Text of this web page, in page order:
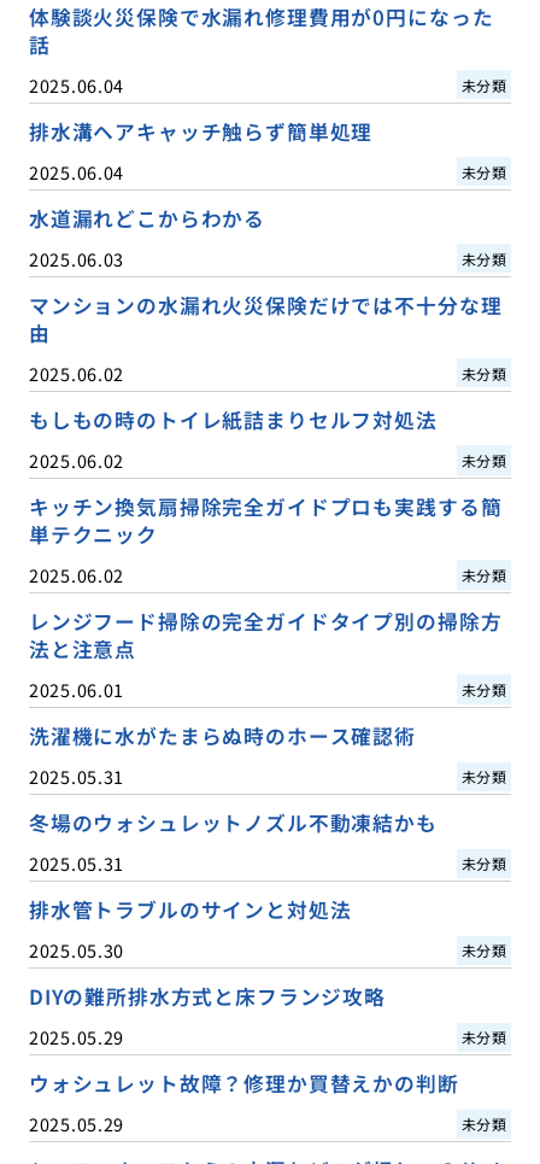
体験談火災保険で水漏れ修理費用が0円になった
話
2025.06.04 未分類
排水溝ヘアキャッチ触らず簡単処理
2025.06.04 未分類
水道漏れどこからわかる
2025.06.03 未分類
マンションの水漏れ火災保険だけでは不十分な理
由
2025.06.02 未分類
もしもの時のトイレ紙詰まりセルフ対処法
2025.06.02 未分類
キッチン換気扇掃除完全ガイドプロも実践する簡
単テクニック
2025.06.02 未分類
レンジフード掃除の完全ガイドタイプ別の掃除方
法と注意点
2025.06.01 未分類
洗濯機に水がたまらぬ時のホース確認術
2025.05.31 未分類
冬場のウォシュレットノズル不動凍結かも
2025.05.31 未分類
排水管トラブルのサインと対処法
2025.05.30 未分類
DIYの難所排水方式と床フランジ攻略
2025.05.29 未分類
ウォシュレット故障？修理か買替えかの判断
2025.05.29 未分類